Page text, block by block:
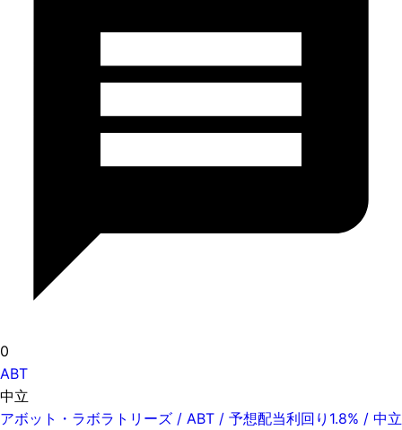
0
ABT
中立
アボット・ラボラトリーズ / ABT / 予想配当利回り1.8% / 中立